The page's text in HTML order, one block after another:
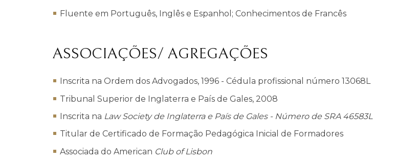
Fluente em Português, Inglês e Espanhol; Conhecimentos de Francês
ASSOCIAÇÕES/ AGREGAÇÕES
Inscrita na Ordem dos Advogados, 1996 - Cédula profissional número 13068L
Tribunal Superior de Inglaterra e País de Gales, 2008
Inscrita na Law Societyde Inglaterra e País de Gales - Número de SRA 46583L
Titular de Certificado de Formação Pedagógica Inicial de Formadores
Associada do American Club of Lisbon